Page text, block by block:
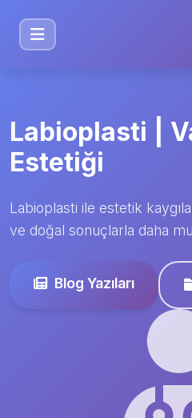
Labioplasti |
Estetiği
Labioplasti ile estetik
ve doğal sonuçlarla daha
Blog Yazıları